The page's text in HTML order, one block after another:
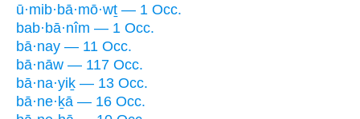
ū·mib·bā·mō·wṯ — 1 Occ.
bab·bā·nîm — 1 Occ.
bā·nay — 11 Occ.
bā·nāw — 117 Occ.
bā·na·yiḵ — 13 Occ.
bā·ne·ḵā — 16 Occ.